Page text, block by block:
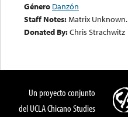
Género Danzón
Staff Notes:Matrix Unknown.
Donated By:Chris Strachwitz
Un proyecto conjunto
del UCLA Chicano Studies